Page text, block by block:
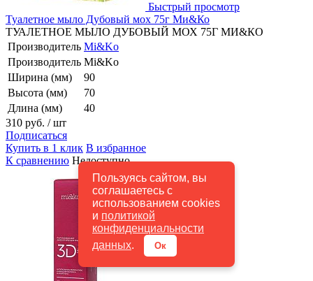
Пользуясь сайтом, вы
соглашаетесь с
использованием cookies
и политикой
конфиденциальности
данных. Ок
Быстрый просмотр
Туалетное мыло Дубовый мох 75г Ми&Ко
ТУАЛЕТНОЕ МЫЛО ДУБОВЫЙ МОХ 75Г МИ&КО
Производитель Mi&Ko
Производитель Mi&Ko
Ширина (мм)
90
Высота (мм)
70
Длина (мм)
40
310 руб. / шт
Подписаться
Купить в 1 клик В избранное
К сравнению Недоступно